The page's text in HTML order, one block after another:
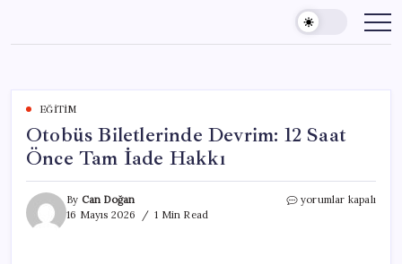
content
EĞITIM
Otobüs Biletlerinde Devrim: 12 Saat
Önce Tam İade Hakkı
By Can Doğan
16 Mayıs 2026
1 Min Read
Otobüs
yorumlar kapalı